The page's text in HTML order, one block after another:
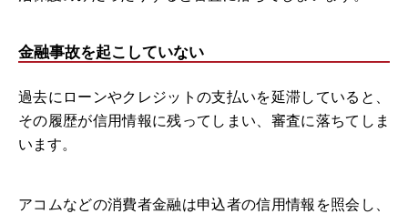
金融事故を起こしていない
過去にローンやクレジットの支払いを延滞していると、
その履歴が信用情報に残ってしまい、審査に落ちてしま
います。
アコムなどの消費者金融は申込者の信用情報を照会し、